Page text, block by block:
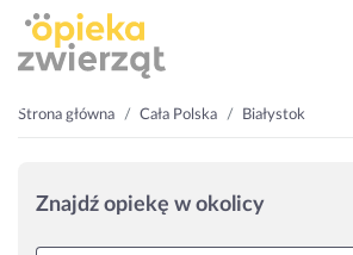
Strona główna Cała Polska Białystok
Znajdź opiekę w okolicy